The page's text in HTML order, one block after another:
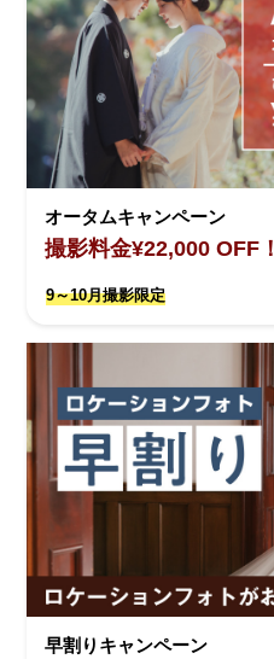
オータムキャンペーン
撮影料金¥22,000 OFF！
9～10月撮影限定
早割りキャンペーン